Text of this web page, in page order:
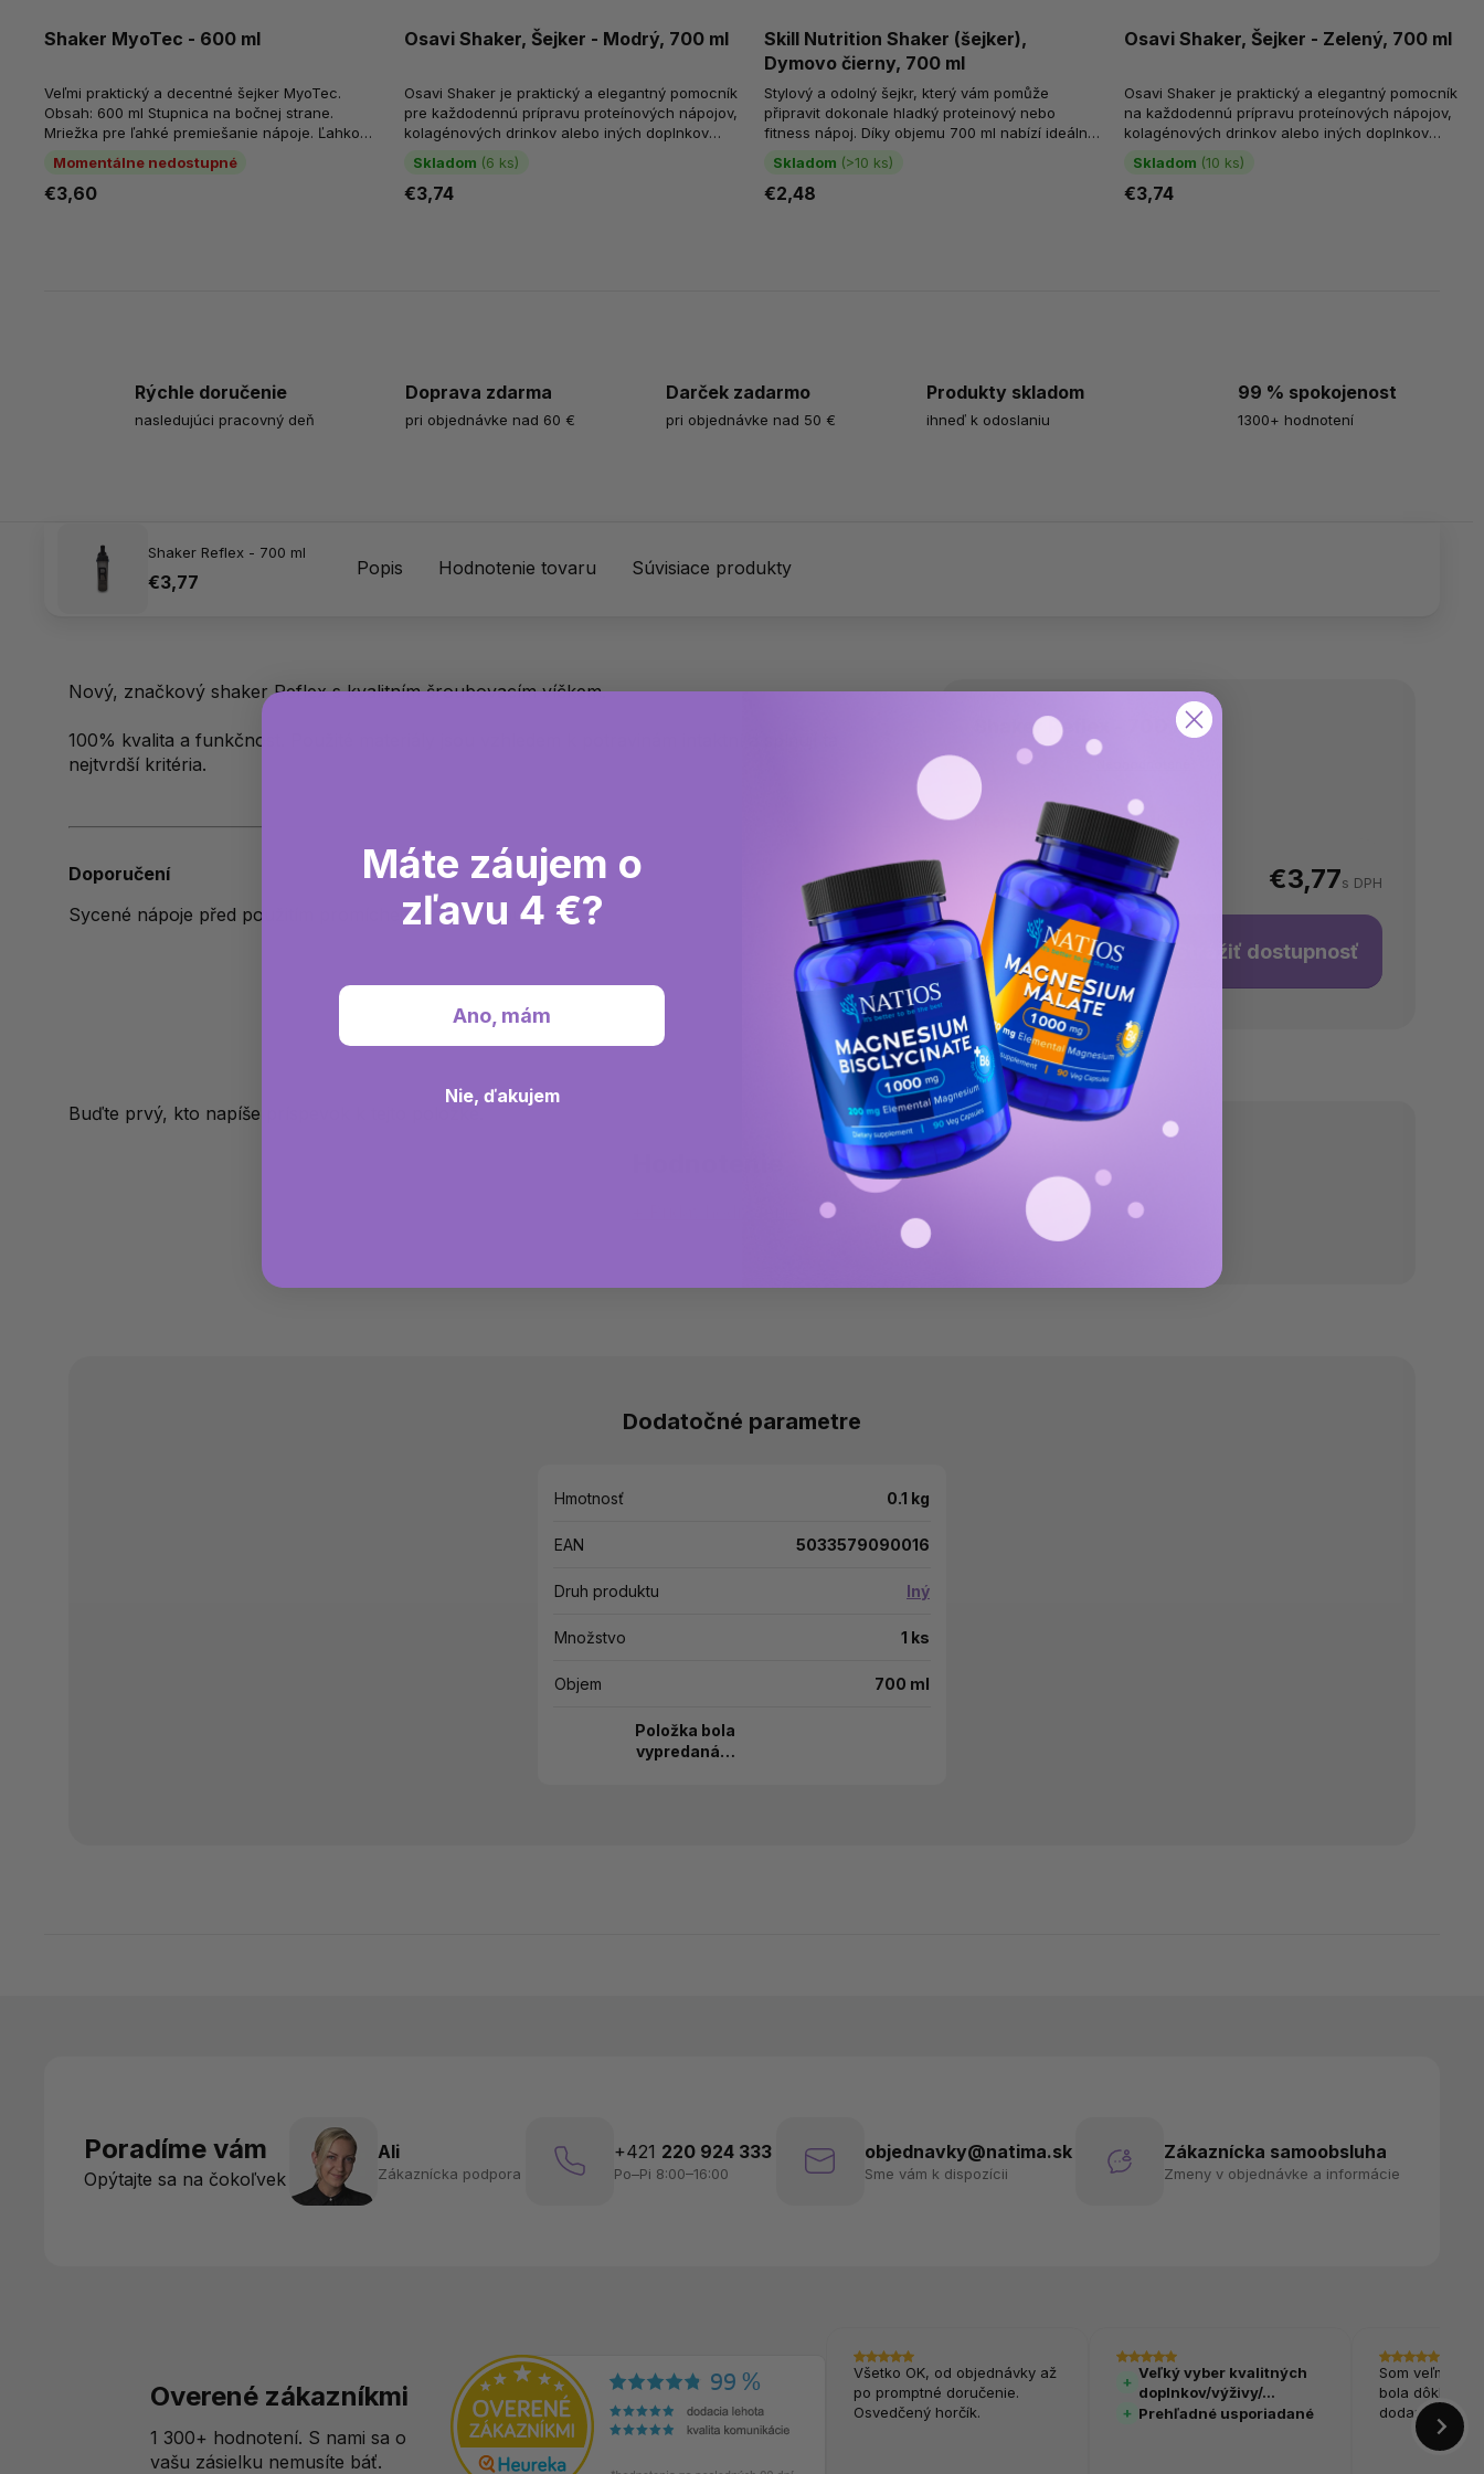
Shaker MyoTec - 600 ml
Momentálne nedostupné
€3,60
Veľmi praktický a decentné šejker MyoTec.
Obsah: 600 ml Stupnica na bočnej strane.
Mriežka pre ľahké premiešanie nápoje. Ľahko
Osavi Shaker, Šejker - Modrý, 700 ml
Skladom (6 ks)
€3,74
Osavi Shaker je praktický a elegantný pomocník
pre každodennú prípravu proteínových nápojov,
kolagénových drinkov alebo iných doplnkov
stravy v prášku. Vďaka objemu 700 ml...
Skill Nutrition Shaker (šejker),
Dymovo čierny, 700 ml
Skladom (>10 ks)
€2,48
Stylový a odolný šejkr, který vám pomůže
připravit dokonale hladký proteinový nebo
fitness nápoj. Díky objemu 700 ml nabízí ideální
velikost pro trénink i každodenní použití. Je...
Osavi Shaker, Šejker - Zelený, 700 ml
Skladom (10 ks)
€3,74
Osavi Shaker je praktický a elegantný pomocník
na každodennú prípravu proteínových nápojov,
kolagénových drinkov alebo iných doplnkov
stravy v prášku. Vďaka objemu 700...
Rýchle doručenie
nasledujúci pracovný deň
Doprava zdarma
pri objednávke nad 60 €
Darček zadarmo
pri objednávke nad 50 €
Produkty skladom
ihneď k odoslaniu
99 % spokojenost
1300+ hodnotení
Shaker Reflex - 700 ml
€3,77
Popis Hodnotenie tovaru Súvisiace produkty
Nový, značkový shaker Reflex s kvalitním šroubovacím víčkem.
100% kvalita a funkčnost. Použité materiály jsou vzhledem k potravinám intaktní a splňují ta
nejtvrdší kritéria.
Doporučení
Sycené nápoje před použitím promíchejte a zbavte bublinek!
Shaker Reflex - 700 ml
Momentálne nedostupné
€3,77s DPH
Zobraziť súvisiace
produkty
Strážiť dostupnosť
Buďte prvý, kto napíše príspevok k tejto položke.
Dodatočné parametre
Hmotnosť 0.1 kg
EAN 5033579090016
Druh produktu Iný
Množstvo 1 ks
Objem 700 ml
Položka bola
vypredaná…
Poradíme vám
Opýtajte sa na čokoľvek
Ali
Zákaznícka podpora
+421 220 924 333
Po–Pi 8:00–16:00
objednavky@natima.sk
Sme vám k dispozícii
Zákaznícka samoobsluha
Zmeny v objednávke a informácie
Overené zákazníkmi
1 300+ hodnotení. S nami sa o
vašu zásielku nemusíte báť.
Všetko OK, od objednávky až
po promptné doručenie.
Osvedčený horčík.
Veľký vyber kvalitných
doplnkov/výživy/…
Prehľadné usporiadané
Som veľmi
bola dôkladne
dodaná veľmi
Máte záujem o
zľavu 4 €?
Ano, mám
Nie, ďakujem